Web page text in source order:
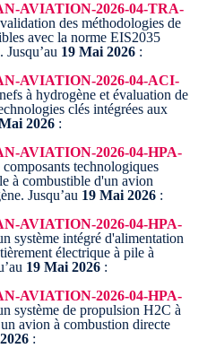
AVIATION-2026-04-TRA-
des méthodologies de
avec la norme EIS2035
Jusqu’au 19 Mai 2026 :
AVIATION-2026-04-ACI-
à hydrogène et évaluation de
clés intégrées aux
2026 :
AVIATION-2026-04-HPA-
technologiques
à combustible d'un avion
Jusqu’au 19 Mai 2026 :
AVIATION-2026-04-HPA-
système intégré d'alimentation
électrique à pile à
19 Mai 2026 :
AVIATION-2026-04-HPA-
système de propulsion H2C à
avion à combustion directe
: